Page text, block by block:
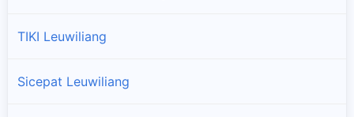
TIKI Leuwiliang
Sicepat Leuwiliang